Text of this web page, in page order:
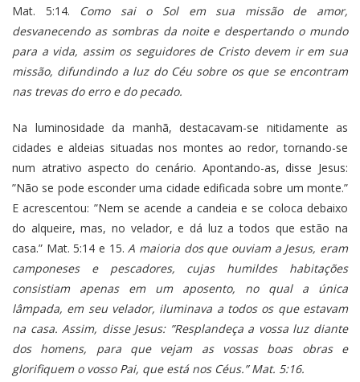
Mat. 5:14. Como sai o Sol em sua missão de amor,
desvanecendo as sombras da noite e despertando o mundo
para a vida, assim os seguidores de Cristo devem ir em sua
missão, difundindo a luz do Céu sobre os que se encontram
nas trevas do erro e do pecado.
Na luminosidade da manhã, destacavam-se nitidamente as
cidades e aldeias situadas nos montes ao redor, tornando-se
num atrativo aspecto do cenário. Apontando-as, disse Jesus:
”Não se pode esconder uma cidade edificada sobre um monte.”
E acrescentou: ”Nem se acende a candeia e se coloca debaixo
do alqueire, mas, no velador, e dá luz a todos que estão na
casa.” Mat. 5:14 e 15.A maioria dos que ouviam a Jesus, eram
camponeses e pescadores, cujas humildes habitações
consistiam apenas em um aposento, no qual a única
lâmpada, em seu velador, iluminava a todos os que estavam
na casa. Assim, disse Jesus: ”Resplandeça a vossa luz diante
dos homens, para que vejam as vossas boas obras e
glorifiquem o vosso Pai, que está nos Céus.” Mat. 5:16.